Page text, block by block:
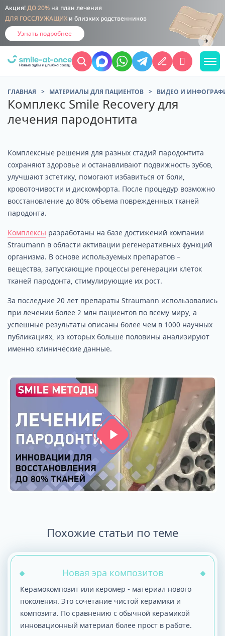
Акция! ДО 20% на план лечения
ДЛЯ ГОССЛУЖАЩИХ и близких родственников
Узнать подробнее
ГЛАВНАЯ МАТЕРИАЛЫ ДЛЯ ПАЦИЕНТОВ ВИДЕО И
Комплекс Smile Recovery для
лечения пародонтита
Комплексные решения для разных стадий пародонтита
сохраняют здоровье и останавливают подвижность зубов,
улучшают эстетику, помогают избавиться от боли,
кровоточивости и дискомфорта. После процедур возможно
восстановление до 80% объема поврежденных тканей
пародонта.
Комплексы разработаны на базе достижений компании
Straumann в области активации регенеративных функций
организма. В основе используемых препаратов –
вещества, запускающие процессы регенерации клеток
тканей пародонта, стимулирующие их рост.
За последние 20 лет препараты Straumann использовались
при лечении более 2 млн пациентов по всему миру, а
успешные результаты описаны более чем в 1000 научных
публикациях, из которых больше половины анализируют
именно клинические данные.
Похожие статьи по теме
Новая эра композитов
Керамокомпозит или керомер - материал нового
поколения. Это сочетание чистой керамики и
композита. По сравнению с обычной керамикой
инновационный материал более прост в работе.